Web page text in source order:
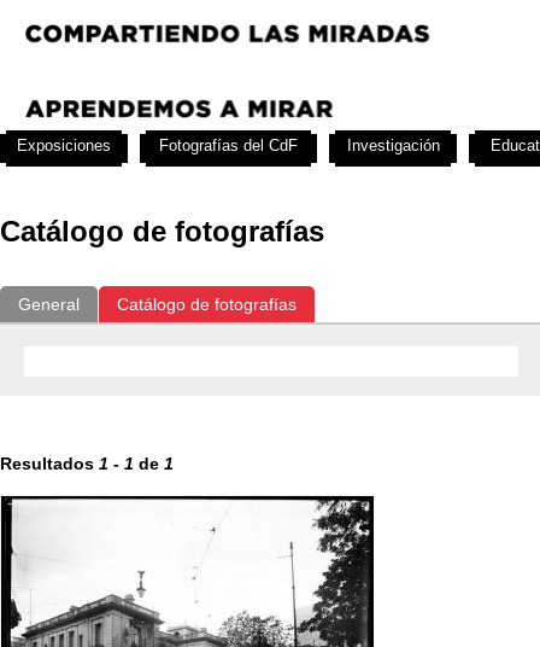
Catálogo de fotografías
General Catálogo de fotografías
Resultados 1 - 1 de 1
Exposiciones Fotografías del CdF Investigación